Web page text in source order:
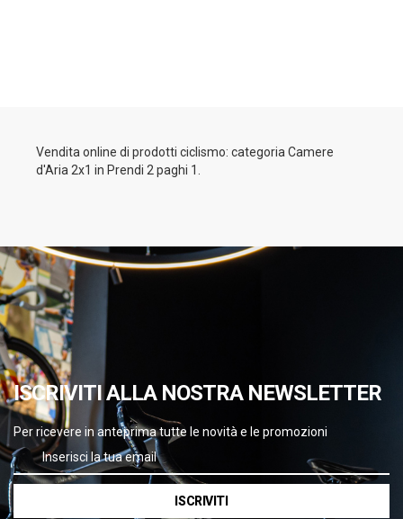
Vendita online di prodotti ciclismo: categoria Camere
d'Aria 2x1 in Prendi 2 paghi 1.
ISCRIVITI ALLA NOSTRA NEWSLETTER
Per ricevere in anteprima tutte le novità e le promozioni
ISCRIVITI